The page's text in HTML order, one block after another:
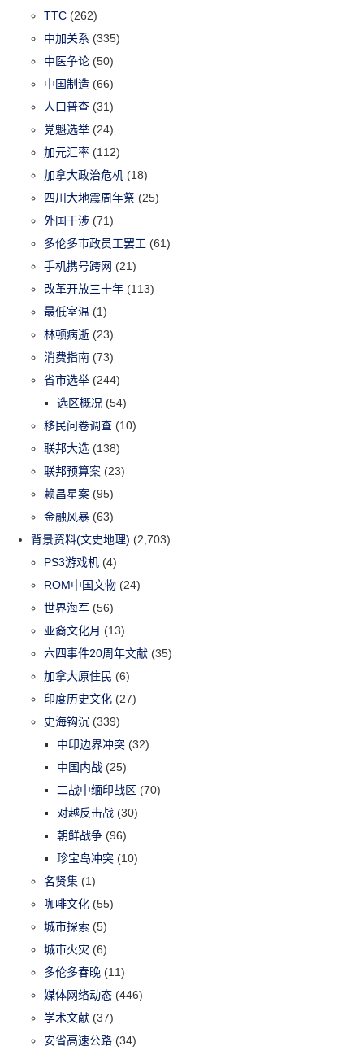
TTC (262)
中加关系 (335)
中医争论 (50)
中国制造 (66)
人口普查 (31)
党魁选举 (24)
加元汇率 (112)
加拿大政治危机 (18)
四川大地震周年祭 (25)
外国干涉 (71)
多伦多市政员工罢工 (61)
手机携号跨网 (21)
改革开放三十年 (113)
最低室温 (1)
林顿病逝 (23)
消费指南 (73)
省市选举 (244)
选区概况 (54)
移民问卷调查 (10)
联邦大选 (138)
联邦预算案 (23)
赖昌星案 (95)
金融风暴 (63)
背景资料(文史地理) (2,703)
PS3游戏机 (4)
ROM中国文物 (24)
世界海军 (56)
亚裔文化月 (13)
六四事件20周年文献 (35)
加拿大原住民 (6)
印度历史文化 (27)
史海钩沉 (339)
中印边界冲突 (32)
中国内战 (25)
二战中缅印战区 (70)
对越反击战 (30)
朝鲜战争 (96)
珍宝岛冲突 (10)
名贤集 (1)
咖啡文化 (55)
城市探索 (5)
城市火灾 (6)
多伦多春晚 (11)
媒体网络动态 (446)
学术文献 (37)
安省高速公路 (34)